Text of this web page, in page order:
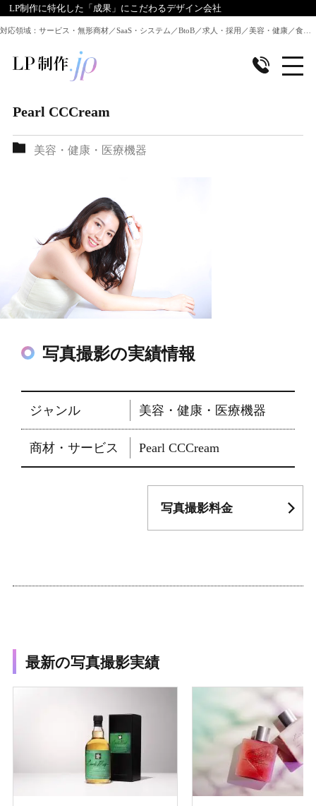
LP制作に特化した「成果」にこだわるデザイン会社
Pearl CCCream
美容・健康・医療機器
写真撮影の実績情報
ジャンル 美容・健康・医療機器
商材・サービス Pearl CCCream
写真撮影料金
最新の写真撮影実績